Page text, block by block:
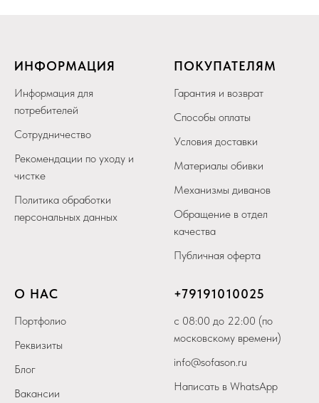
ИНФОРМАЦИЯ
Информация для
потребителей
Сотрудничество
Рекомендации по уходу и
чистке
Политика обработки
персональных данных
ПОКУПАТЕЛЯМ
Гарантия и возврат
Способы оплаты
Условия доставки
Материалы обивки
Механизмы диванов
Обращение в отдел
качества
Публичная оферта
О НАС
Портфолио
Реквизиты
Блог
Вакансии
+79191010025
с 08:00 до 22:00 (по
московскому времени)
info@sofason.ru
Написать в WhatsApp